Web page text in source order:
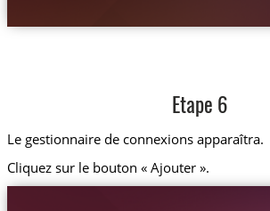
Etape 6
Le gestionnaire de connexions apparaîtra.
Cliquez sur le bouton « Ajouter ».